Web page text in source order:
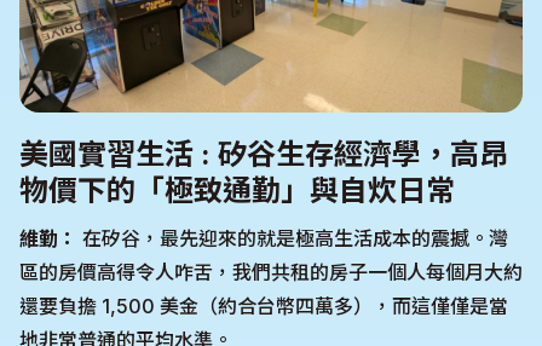
美國實習生活 : 矽谷生存經濟學，高昂
物價下的「極致通勤」與自炊日常
維勤： 在矽谷，最先迎來的就是極高生活成本的震撼。灣
區的房價高得令人咋舌，我們共租的房子一個人每個月大約
還要負擔 1,500 美金（約合台幣四萬多），而這僅僅是當
地非常普通的平均水準。